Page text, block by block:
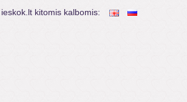
ieskok.lt kitomis kalbomis: